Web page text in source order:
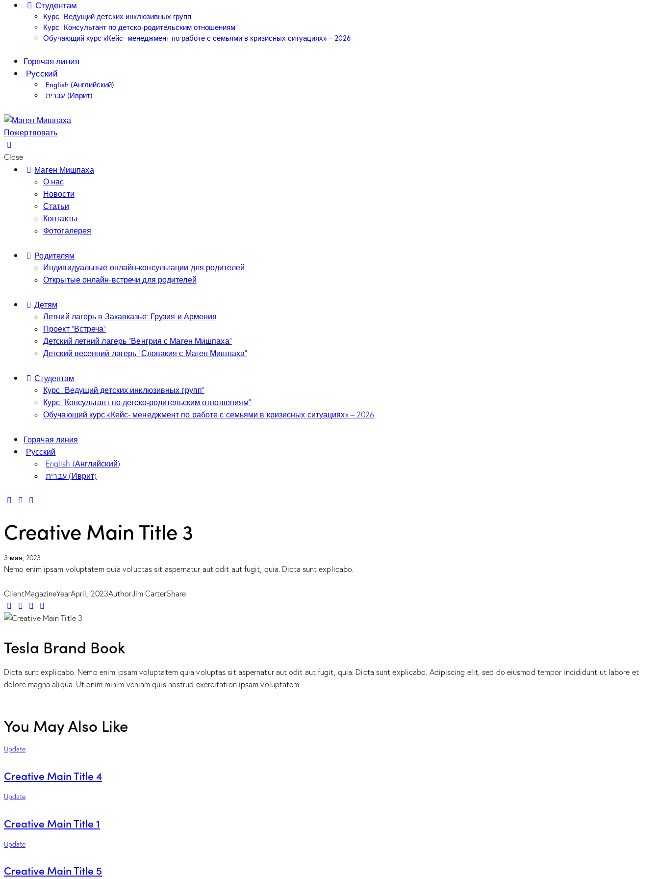
Студентам
Курс “Ведущий детских инклюзивных групп”
Курс “Консультант по детско-родительским отношениям”
Обучающий курс «Кейс- менеджмент по работе с семьями в кризисных ситуациях» – 2026
Горячая линия
Русский
English(Английский)
עברית (Иврит)
Пожертвовать
Close
Маген Мишпаха
О нас
Новости
Статьи
Контакты
Фотогалерея
Родителям
Индивидуальные онлайн-консультации для родителей
Открытые онлайн-встречи для родителей
Детям
Летний лагерь в Закавказье: Грузия и Армения
Проект “Встреча”
Детский летний лагерь “Венгрия с Маген Мишпаха”
Детский весенний лагерь “Словакия с Маген Мишпаха”
Студентам
Курс “Ведущий детских инклюзивных групп”
Курс “Консультант по детско-родительским отношениям”
Обучающий курс «Кейс- менеджмент по работе с семьями в кризисных ситуациях» – 2026
Горячая линия
Русский
English (Английский)
עברית (Иврит)
Creative Main Title 3
3 мая, 2023
Nemo enim ipsam voluptatem quia voluptas sit aspernatur aut odit aut fugit, quia. Dicta sunt explicabo.
ClientMagazineYearApril, 2023AuthorJim CarterShare
Tesla Brand Book
Dicta sunt explicabo. Nemo enim ipsam voluptatem quia voluptas sit aspernatur aut odit aut fugit, quia. Dicta sunt explicabo. Adipiscing elit, sed do eiusmod tempor incididunt ut labore et
dolore magna aliqua. Ut enim minim veniam quis nostrud exercitation ipsam voluptatem.
You May Also Like
Update
Creative Main Title 4
Update
Creative Main Title 1
Update
Creative Main Title 5